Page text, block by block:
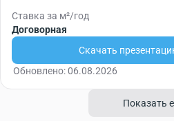
Ставка за м²/год
Договорная
Скачать
Обновлено: 06.08.2026
Показать